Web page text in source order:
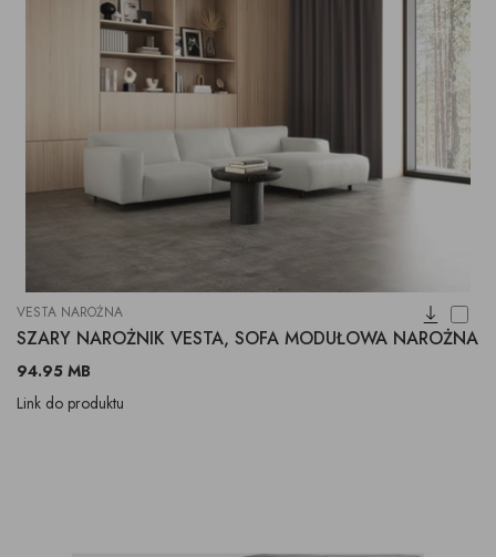
VESTA NAROŻNA
SZARY NAROŻNIK VESTA, SOFA MODUŁOWA NAROŻNA
94.95 MB
Link do produktu